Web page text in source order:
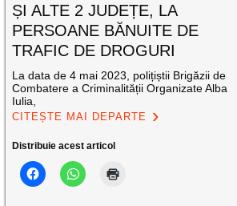
ȘI ALTE 2 JUDEȚE, LA
PERSOANE BĂNUITE DE
TRAFIC DE DROGURI
La data de 4 mai 2023, polițiștii Brigăzii de
Combatere a Criminalității Organizate Alba
Iulia,
CITEȘTE MAI DEPARTE
Distribuie acest articol